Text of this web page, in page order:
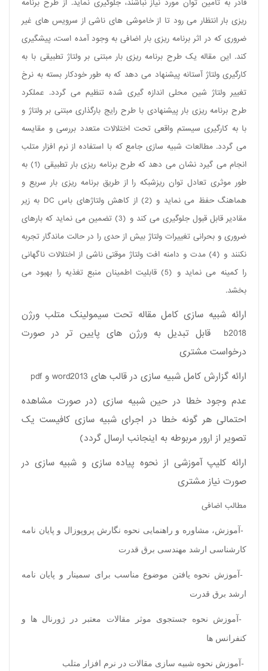
قادر به تامین توان مورد نیاز نباشند، جلوگیری نماید. از طرح برنامه
ریزی بار انتظار می رود تا از خاموشی های ناشی از سرویس های غیر
ضروری که در اثر برنامه ریزی بار اضافی به وجود آمده است، پیشگیری
کند. این مقاله یک طرح برنامه ریزی بار مبتنی بر ولتاژ تطبیقی با به
کارگیری ولتاژ آستانه پیشنهاد می دهد که به طور خودکار بسته به نرخ
تغییر ولتاژ شین محلی اندازه گیری شده تنظیم می گردد. عملکرد
طرح برنامه ریزی بار پیشنهادی با طرح رایج بارگذاری مبتنی بر ولتاژ و
با به کارگیری سیستم واقعی تحت اختلالات متعدد بررسی و مقایسه
می گردد. مطالعات شبیه سازی جامع که با استفاده از نرم افزار متلب
انجام می گیرد نشان می دهد که طرح برنامه ریزی بار تطبیقی (1) به
طور موثری تعادل توان ریزشبکه را از طریق برنامه ریزی بار سریع و
هماهنگ حفظ می نماید و (2) از کاهش ولتاژهای باس
DC به زیر
مقادیر قابل قبول جلوگیری می کند و (3) تضمین می نماید که بارهای
ضروری و بحرانی تغییرات ولتاژ بیش از حدی را در حالت ماندگار تجربه
نکنند و (4) مدت و دامنه افت ولتاژ موقتی ناشی از اختلالات ناگهانی
را کمینه می نماید و (5) قابلیت اطمینان منبع تغذیه را بهبود می
بخشد.
ارائه شبیه سازی کامل مقاله تحت سیمولینک متلب ورژن
2018
b قابل تبدیل به ورژن های پایین تر در صورت
درخواست مشتری
ارائه گزارش کامل شبیه سازی در قالب های word2013 وpdf
عدم وجود خطا در حین شبیه سازی (در صورت مشاهده
احتمالی هر گونه خطا در اجرای شبیه سازی کافیست یک
تصویر از ارور مربوطه به اینجانب ارسال گردد)
ارائه کلیپ آموزشی از نحوه پیاده سازی و شبیه سازی در
صورت نیاز مشتری
مطالب اضافی
-آموزش، مشاوره و راهنمایی نحوه نگارش پروپوزال و پایان نامه
کارشناسی ارشد مهندسی برق قدرت
-آموزش نحوه یافتن موضوع مناسب برای سمینار و پایان نامه
ارشد برق قدرت
-آموزش نحوه جستجوی موثر مقالات معتبر در ژورنال ها و
کنفرانس ها
-آموزش نحوه شبیه سازی مقالات در نرم افزار متلب